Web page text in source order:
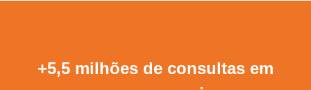
+5,5 milhões de consultas em